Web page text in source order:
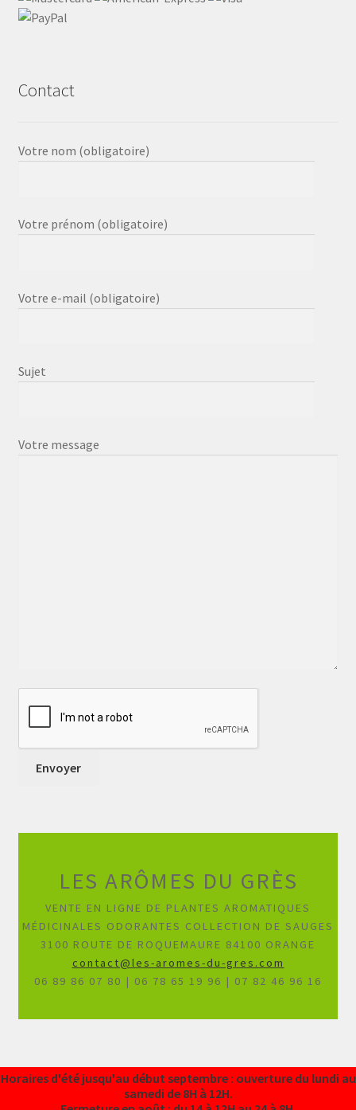
Contact
Votre nom (obligatoire)
Votre prénom (obligatoire)
Votre e-mail (obligatoire)
Sujet
Votre message
LES ARÔMES DU GRÈS
VENTE EN LIGNE DE PLANTES AROMATIQUES
MÉDICINALES ODORANTES COLLECTION DE SAUGES
3100 ROUTE DE ROQUEMAURE 84100 ORANGE
contact@les-aromes-du-gres.com
06 89 86 07 80 | 06 78 65 19 96 | 07 82 46 96 16
Horaires d'été jusqu'au début septembre : ouverture du lundi au
samedi de 8H à 12H.